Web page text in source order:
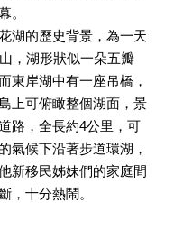
。
湖的歷史背景，為一天
，湖形狀似一朵五瓣
東岸湖中有一座吊橋，
上可俯瞰整個湖面，景
路，全長約4公里，可
氣候下沿著步道環湖，
新移民姊妹們的家庭間
，十分熱鬧。